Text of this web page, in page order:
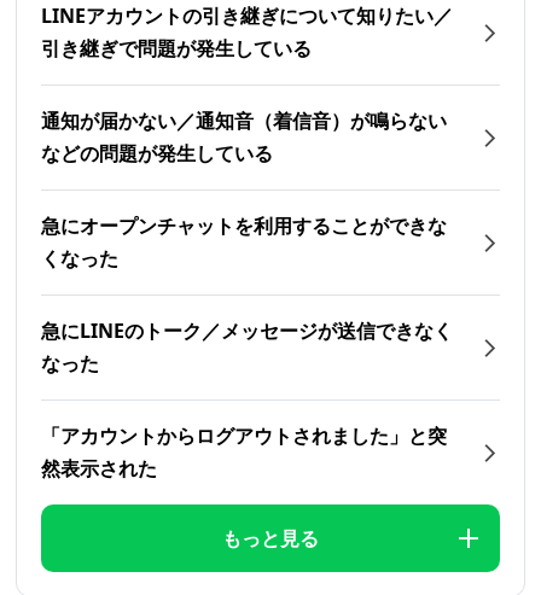
LINEアカウントの引き継ぎについて知りたい／
引き継ぎで問題が発生している
通知が届かない／通知音（着信音）が鳴らない
などの問題が発生している
急にオープンチャットを利用することができな
くなった
急にLINEのトーク／メッセージが送信できなく
なった
「アカウントからログアウトされました」と突
然表示された
もっと見る